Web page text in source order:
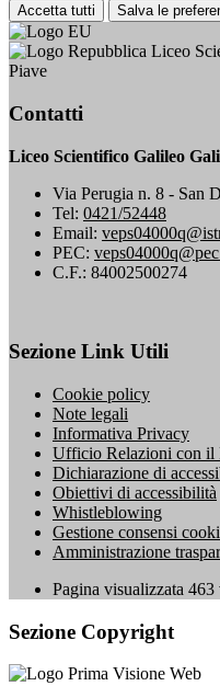
Accetta tutti Salva le
Liceo
Piave
Contatti
Liceo Scientifico Galileo
Via Perugia n. 8 - San
Tel: 0421/52448
Email:
PEC:
C.F.: 84002500274
Sezione Link Utili
Cookie policy
Note legali
Informativa Privacy
Ufficio Relazioni con il
Dichiarazione di
Obiettivi di accessibilità
Whistleblowing
Gestione consensi
Amministrazione
Pagina visualizzata 463
Sezione Copyright